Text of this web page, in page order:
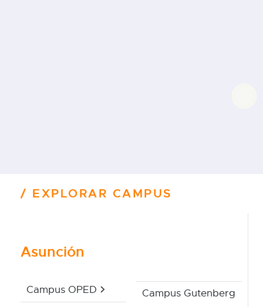
EXPLORAR CAMPUS
Asunción
Campus OPED
Campus Gutenberg